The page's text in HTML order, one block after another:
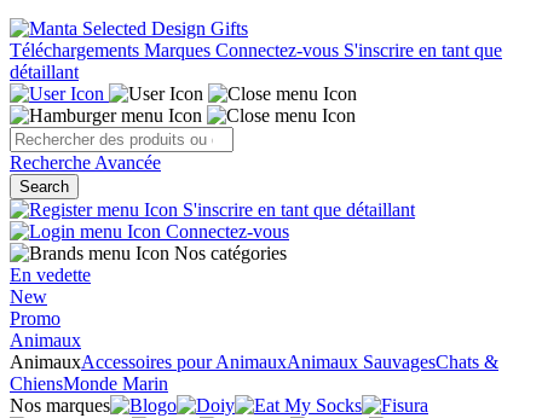
Téléchargements Marques Connectez-vous S'inscrire en tant que
détaillant
Recherche Avancée
Search
S'inscrire en tant que détaillant
Connectez-vous
Nos catégories
En vedette
New
Promo
Animaux
AnimauxAccessoires pour AnimauxAnimaux SauvagesChats &
ChiensMonde Marin
Nos marques